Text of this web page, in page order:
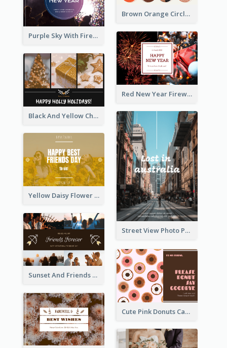
Brown Orange Circles World Cancer Day Postcard
Purple Sky With Fireworks Background New Year Postcard
Red New Year Fireworks and Bow Tie Postcard
Black And Yellow Christmas Photos Postcard
Street View Photo Post Card
Yellow Daisy Flower Friendship Forever Postcard
Sunset And Friends Photo Friendship Postcard
Cute Pink Donuts Cartoon Farewell Postcard